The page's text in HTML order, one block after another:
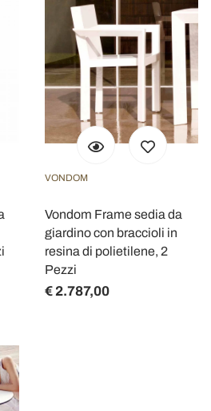
VONDOM
Vondom Frame sedia da
giardino con braccioli in
resina di polietilene, 2
Pezzi
€ 2.787,00